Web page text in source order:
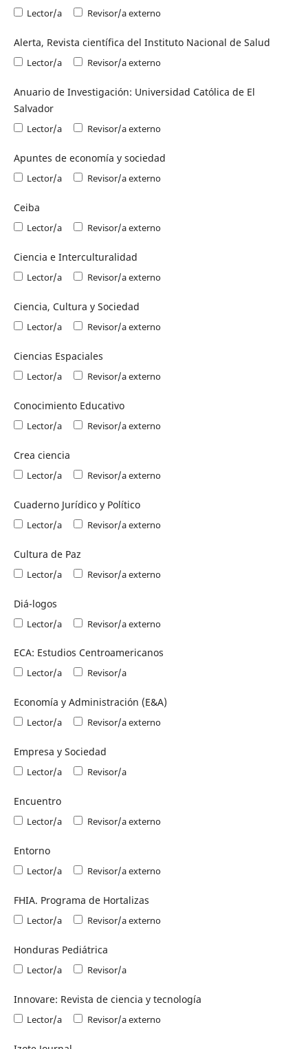
Lector/a Revisor/a externo
Alerta, Revista científica del Instituto Nacional de Salud
Lector/a Revisor/a externo
Anuario de Investigación: Universidad Católica de El
Salvador
Lector/a Revisor/a externo
Apuntes de economía y sociedad
Lector/a Revisor/a externo
Ceiba
Lector/a Revisor/a externo
Ciencia e Interculturalidad
Lector/a Revisor/a externo
Ciencia, Cultura y Sociedad
Lector/a Revisor/a externo
Ciencias Espaciales
Lector/a Revisor/a externo
Conocimiento Educativo
Lector/a Revisor/a externo
Crea ciencia
Lector/a Revisor/a externo
Cuaderno Jurídico y Político
Lector/a Revisor/a externo
Cultura de Paz
Lector/a Revisor/a externo
Diá-logos
Lector/a Revisor/a externo
ECA: Estudios Centroamericanos
Lector/a Revisor/a
Economía y Administración (E&A)
Lector/a Revisor/a externo
Empresa y Sociedad
Lector/a Revisor/a
Encuentro
Lector/a Revisor/a externo
Entorno
Lector/a Revisor/a externo
FHIA. Programa de Hortalizas
Lector/a Revisor/a externo
Honduras Pediátrica
Lector/a Revisor/a
Innovare: Revista de ciencia y tecnología
Lector/a Revisor/a externo